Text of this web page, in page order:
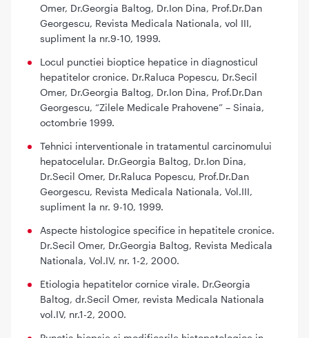
Omer, Dr.Georgia Baltog, Dr.Ion Dina, Prof.Dr.Dan
Georgescu, Revista Medicala Nationala, vol III,
supliment la nr.9-10, 1999.
Locul punctiei bioptice hepatice in diagnosticul
hepatitelor cronice. Dr.Raluca Popescu, Dr.Secil
Omer, Dr.Georgia Baltog, Dr.Ion Dina, Prof.Dr.Dan
Georgescu, “Zilele Medicale Prahovene” – Sinaia,
octombrie 1999.
Tehnici interventionale in tratamentul carcinomului
hepatocelular. Dr.Georgia Baltog, Dr.Ion Dina,
Dr.Secil Omer, Dr.Raluca Popescu, Prof.Dr.Dan
Georgescu, Revista Medicala Nationala, Vol.III,
supliment la nr. 9-10, 1999.
Aspecte histologice specifice in hepatitele cronice.
Dr.Secil Omer, Dr.Georgia Baltog, Revista Medicala
Nationala, Vol.IV, nr. 1-2, 2000.
Etiologia hepatitelor cornice virale. Dr.Georgia
Baltog, dr.Secil Omer, revista Medicala Nationala
vol.IV, nr.1-2, 2000.